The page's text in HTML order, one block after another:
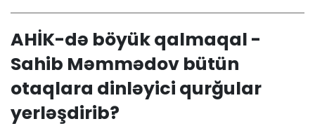
AHİK-də böyük qalmaqal -
Sahib Məmmədov bütün
otaqlara dinləyici qurğular
yerləşdirib?